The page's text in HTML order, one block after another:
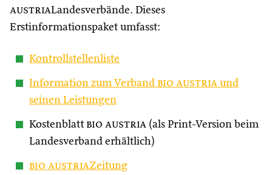
austriaLandesverbände. Dieses
Erstinformationspaket umfasst:
Kontrollstellenliste
Information zum Verband bio austria und
seinen Leistungen
Kostenblatt bio austria (als Print-Version beim
Landesverband erhältlich)
bio austriaZeitung